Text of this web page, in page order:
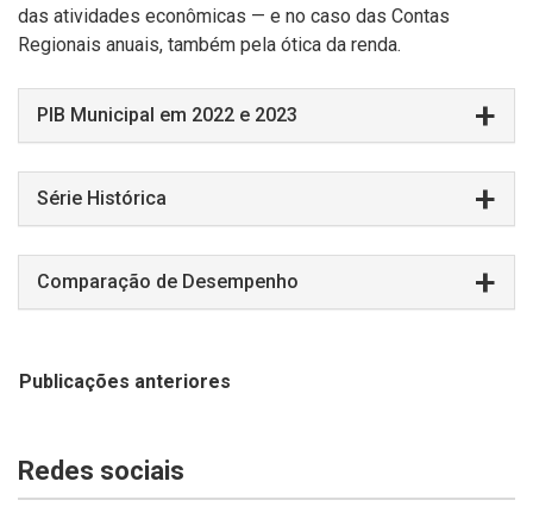
das atividades econômicas — e no caso das Contas
Regionais anuais, também pela ótica da renda.
PIB Municipal em 2022 e 2023
Série Histórica
Comparação de Desempenho
Publicações anteriores
Redes sociais